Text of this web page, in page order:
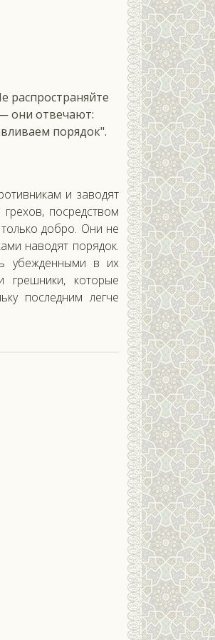
распространяйте
они отвечают:
порядок".
и заводят
посредством
добро. Они не
наводят порядок.
убежденными в их
грешники, которые
последним легче